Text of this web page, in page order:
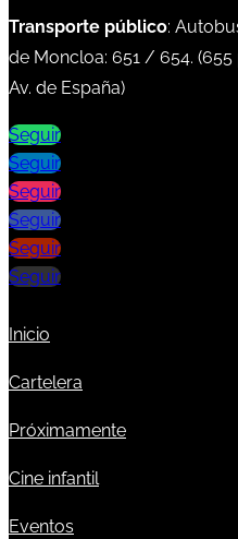
Transporte público:
de Moncloa: 651 / 654. (655
Av. de España)
Seguir
Seguir
Seguir
Seguir
Seguir
Seguir
Inicio
Cartelera
Próximamente
Cine infantil
Eventos